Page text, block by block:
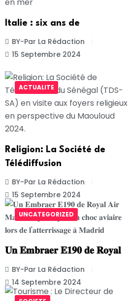
Italie : six ans de
BY-Par La Rédaction
15 Septembre 2024
ACTUALITE
Religion: La Société de
Télédiffusion
BY-Par La Rédaction
15 Septembre 2024
UNCATEGORIZED
𝐔𝐧 𝐄𝐦𝐛𝐫𝐚𝐞𝐫 𝐄𝟏𝟗𝟎 𝐝𝐞 𝐑𝐨𝐲𝐚𝐥
BY-Par La Rédaction
14 Septembre 2024